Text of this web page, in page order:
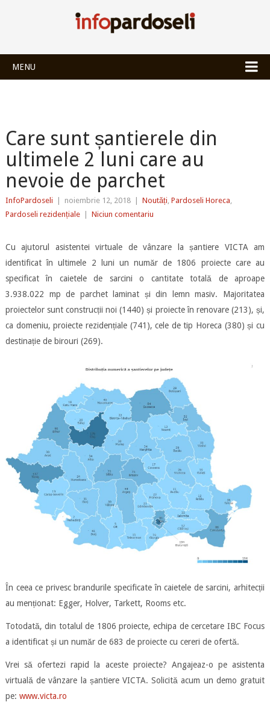
MENU
Care sunt șantierele din
ultimele 2 luni care au
nevoie de parchet
InfoPardoseli noiembrie 12, 2018 Noutăți, Pardoseli Horeca,
Pardoseli rezidențiale
Niciun comentariu
Cu ajutorul asistentei virtuale de vânzare la șantiere VICTA am
identificat în ultimele 2 luni un număr de 1806 proiecte care au
specificat în caietele de sarcini o cantitate totală de aproape
3.938.022 mp de parchet laminat și din lemn masiv. Majoritatea
proiectelor sunt construcții noi (1440) și proiecte în renovare (213), și,
ca domeniu, proiecte rezidențiale (741), cele de tip Horeca (380) și cu
destinație de birouri (269).
În ceea ce privesc brandurile specificate în caietele de sarcini, arhitecții
au menționat: Egger, Holver, Tarkett, Rooms etc.
Totodată, din totalul de 1806 proiecte, echipa de cercetare IBC Focus
a identificat și un număr de 683 de proiecte cu cereri de ofertă.
Vrei să ofertezi rapid la aceste proiecte? Angajeaz-o pe asistenta
virtuală de vânzare la șantiere VICTA. Solicită acum un demo gratuit
pe: www.victa.ro